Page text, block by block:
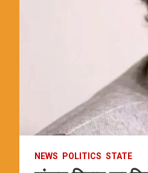
NEWS POLITICS STATE